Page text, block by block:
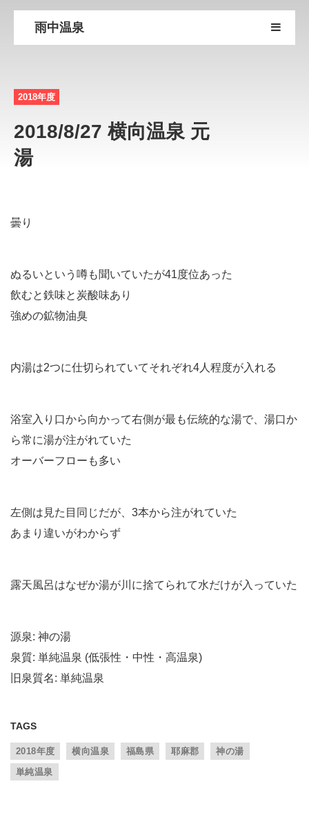
雨中温泉
2018年度
2018/8/27 横向温泉 元
湯
曇り
ぬるいという噂も聞いていたが41度位あった
飲むと鉄味と炭酸味あり
強めの鉱物油臭
内湯は2つに仕切られていてそれぞれ4人程度が入れる
浴室入り口から向かって右側が最も伝統的な湯で、湯口か
ら常に湯が注がれていた
オーバーフローも多い
左側は見た目同じだが、3本から注がれていた
あまり違いがわからず
露天風呂はなぜか湯が川に捨てられて水だけが入っていた
源泉: 神の湯
泉質: 単純温泉 (低張性・中性・高温泉)
旧泉質名: 単純温泉
TAGS
2018年度 横向温泉 福島県 耶麻郡
神の湯
単純温泉